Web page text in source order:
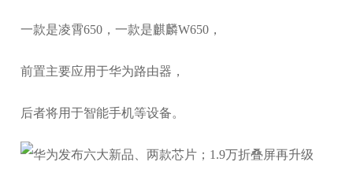
一款是凌霄650，一款是麒麟W650，
前置主要应用于华为路由器，
后者将用于智能手机等设备。